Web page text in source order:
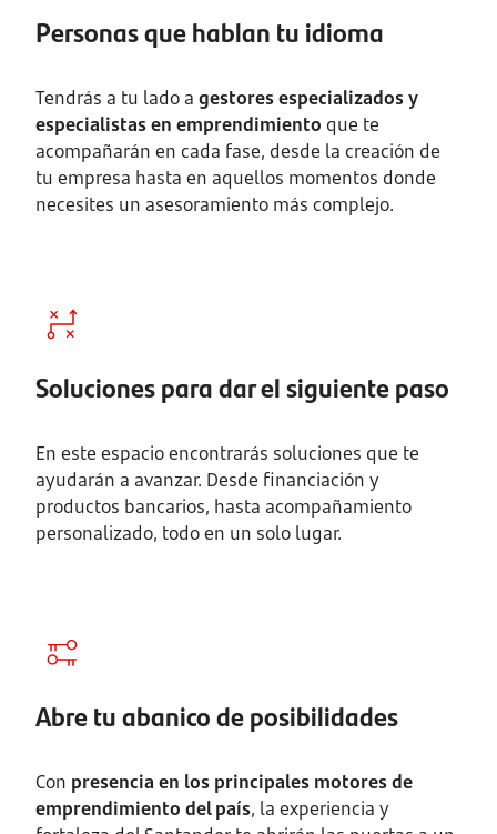
Personas que hablan tu idioma
Tendrás a tu lado a gestores especializados y
especialistas en emprendimiento que te
acompañarán en cada fase, desde la creación de
tu empresa hasta en aquellos momentos donde
necesites un asesoramiento más complejo.
Soluciones para dar el siguiente paso
En este espacio encontrarás soluciones que te
ayudarán a avanzar. Desde financiación y
productos bancarios, hasta acompañamiento
personalizado, todo en un solo lugar.
Abre tu abanico de posibilidades
Con presencia en los principales motores de
emprendimiento del país, la experiencia y